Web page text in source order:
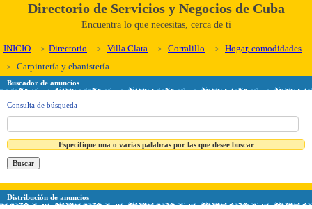
Directorio de Servicios y Negocios de Cuba
Encuentra lo que necesitas, cerca de ti
INICIO Directorio Villa Clara Corralillo
Hogar, comodidades
Carpintería y ebanistería
Buscador de anuncios
Consulta de búsqueda
Especifique una o varias palabras por las que desee buscar
Distribución de anuncios